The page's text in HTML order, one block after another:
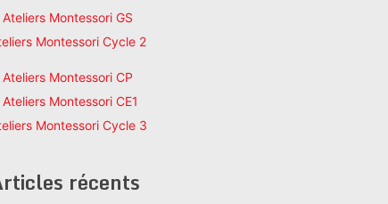
Ateliers Montessori GS
Montessori Cycle 2
Ateliers Montessori CP
Ateliers Montessori CE1
Montessori Cycle 3
récents